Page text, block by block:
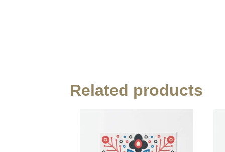
Related products